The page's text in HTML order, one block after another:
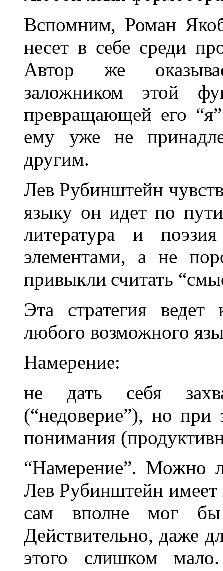
Вспомним, Роман
несет в себе среди
Автор же
заложником этой
превращающей его
ему уже не
другим.
Лев Рубинштейн
языку он идет по
литература и
элементами, а не
привыкли считать
Эта стратегия
любого возможного
Намерение:
не дать себя
(“недоверие”), но при
понимания
“Намерение”. Можно
Лев Рубинштейн имеет
сам вполне мог бы
Действительно, даже
этого слишком